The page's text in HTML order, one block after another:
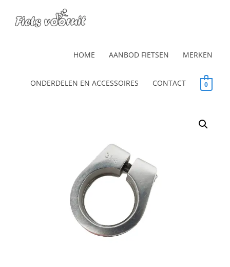
HOME AANBOD FIETSEN MERKEN
ONDERDELEN EN ACCESSOIRES CONTACT 0